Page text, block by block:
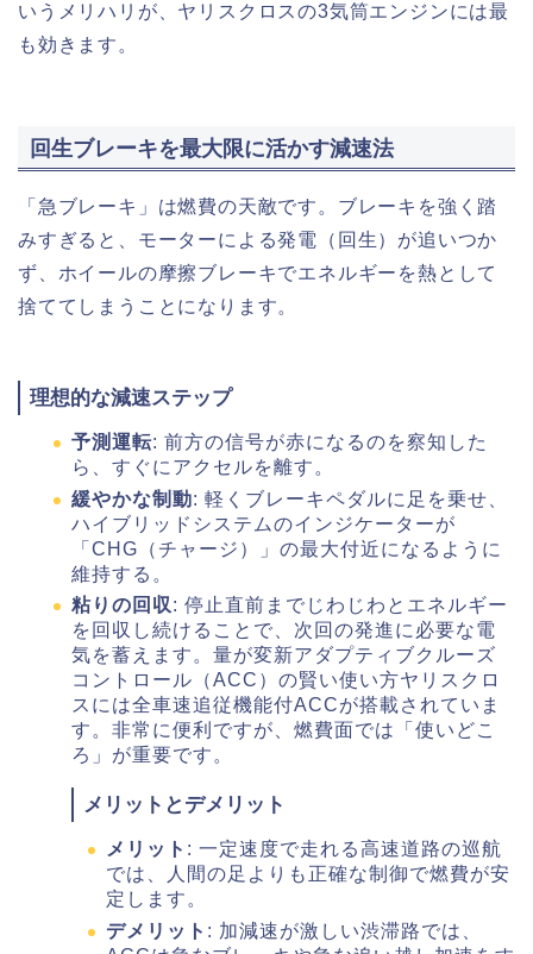
いうメリハリが、ヤリスクロスの3気筒エンジンには最
も効きます。
回生ブレーキを最大限に活かす減速法
「急ブレーキ」は燃費の天敵です。ブレーキを強く踏
みすぎると、モーターによる発電（回生）が追いつか
ず、ホイールの摩擦ブレーキでエネルギーを熱として
捨ててしまうことになります。
理想的な減速ステップ
予測運転: 前方の信号が赤になるのを察知した
ら、すぐにアクセルを離す。
緩やかな制動: 軽くブレーキペダルに足を乗せ、
ハイブリッドシステムのインジケーターが
「CHG（チャージ）」の最大付近になるように
維持する。
粘りの回収: 停止直前までじわじわとエネルギー
を回収し続けることで、次回の発進に必要な電
気を蓄えます。量が変新アダプティブクルーズ
コントロール（ACC）の賢い使い方ヤリスクロ
スには全車速追従機能付ACCが搭載されていま
す。非常に便利ですが、燃費面では「使いどこ
ろ」が重要です。
メリットとデメリット
メリット : 一定速度で走れる高速道路の巡航
では、人間の足よりも正確な制御で燃費が安
定します。
デメリット : 加減速が激しい渋滞路では、